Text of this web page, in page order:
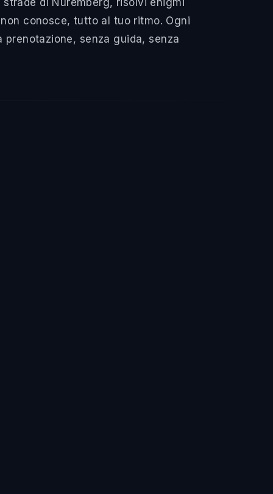
di Nuremberg, risolvi enigmi
conosce, tutto al tuo ritmo. Ogni
senza guida, senza